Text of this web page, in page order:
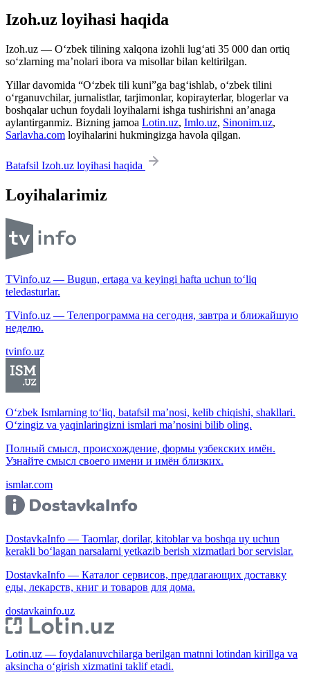
Izoh.uz loyihasi haqida
Izoh.uz — O‘zbek tilining xalqona izohli lug‘ati 35 000 dan ortiq
so‘zlarning ma’nolari ibora va misollar bilan keltirilgan.
Yillar davomida “O‘zbek tili kuni”ga bag‘ishlab, o‘zbek tilini
o‘rganuvchilar, jurnalistlar, tarjimonlar, kopirayterlar, blogerlar va
boshqalar uchun foydali loyihalarni ishga tushirishni an’anaga
aylantirganmiz. Bizning jamoa Lotin.uz, Imlo.uz, Sinonim.uz,
Sarlavha.com loyihalarini hukmingizga havola qilgan.
Batafsil Izoh.uz loyihasi haqida
Loyihalarimiz
TVinfo.uz — Bugun, ertaga va keyingi hafta uchun to‘liq
teledasturlar.
TVinfo.uz — Телепрограмма на сегодня, завтра и ближайшую
неделю.
tvinfo.uz
O‘zbek Ismlarning to‘liq, batafsil ma’nosi, kelib chiqishi, shakllari.
O‘zingiz va yaqinlaringizni ismlari ma’nosini bilib oling.
Полный смысл, происхождение, формы узбекских имён.
Узнайте смысл своего имени и имён близких.
ismlar.com
DostavkaInfo — Taomlar, dorilar, kitoblar va boshqa uy uchun
kerakli bo‘lagan narsalarni yetkazib berish xizmatlari bor servislar.
DostavkaInfo — Каталог сервисов, предлагающих доставку
еды, лекарств, книг и товаров для дома.
dostavkainfo.uz
Lotin.uz — foydalanuvchilarga berilgan matnni lotindan kirillga va
aksincha o‘girish xizmatini taklif etadi.